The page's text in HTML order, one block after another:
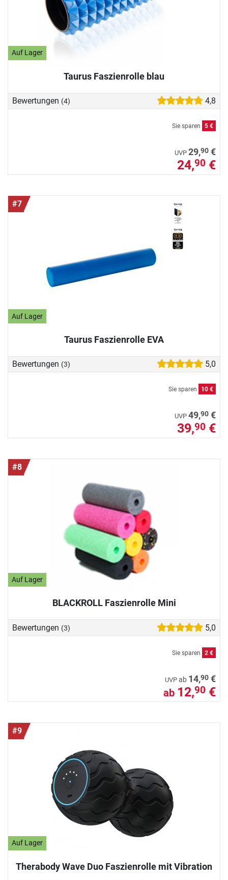
Auf Lager
Taurus Faszienrolle blau
Bewertungen (4) 4,8
Sie sparen 5 €
UVP 29,90 €
24,90 €
#7
Auf Lager
Taurus Faszienrolle EVA
Bewertungen (3) 5,0
Sie sparen 10 €
UVP 49,90 €
39,90 €
#8
Auf Lager
BLACKROLL Faszienrolle Mini
Bewertungen (3) 5,0
Sie sparen 2 €
UVP ab 14,90 €
ab 12,90 €
#9
Auf Lager
Therabody Wave Duo Faszienrolle mit Vibration